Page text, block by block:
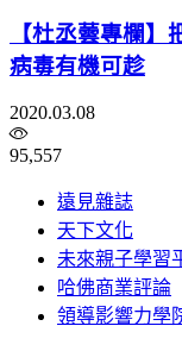
【杜丞蕓專欄
病毒有機可趁
2020.03.08
95,557
遠見雜誌
天下文化
未來親子學習
哈佛商業評論
領導影響力學